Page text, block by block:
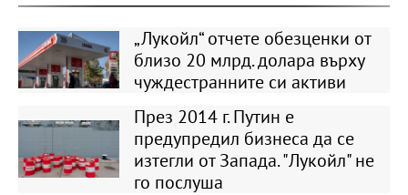
„Лукойл“ отчете обезценки от
близо 20 млрд. долара върху
чуждестранните си активи
През 2014 г. Путин е
предупредил бизнеса да се
изтегли от Запада. "Лукойл" не
го послуша